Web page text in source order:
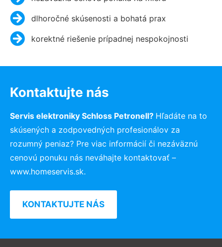
dlhoročné skúsenosti a bohatá prax
korektné riešenie prípadnej nespokojnosti
Kontaktujte nás
Servis elektroniky Schloss Petronell? Hľadáte na to
skúsených a zodpovedných profesionálov za
rozumný peniaz? Pre viac informácií či nezáväznú
cenovú ponuku nás neváhajte kontaktovať –
www.homeservis.sk.
KONTAKTUJTE NÁS